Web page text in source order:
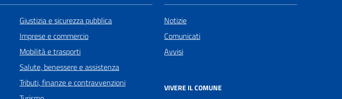
Giustizia e sicurezza pubblica
Imprese e commercio
Mobilità e trasporti
Salute, benessere e assistenza
Tributi, finanze e contravvenzioni
Notizie
Comunicati
Avvisi
VIVERE IL COMUNE